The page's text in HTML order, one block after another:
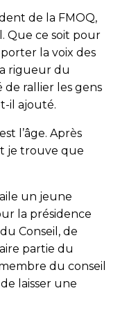
de la FMOQ,
Que ce soit pour
la voix des
rigueur du
rallier les gens
il ajouté.
l’âge. Après
je trouve que
un jeune
la présidence
Conseil, de
partie du
du conseil
laisser une